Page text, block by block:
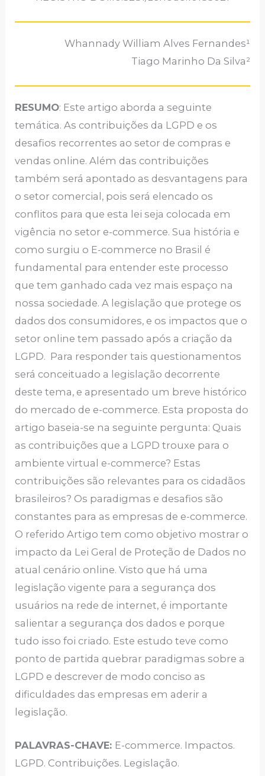
Whannady William Alves Fernandes¹
Tiago Marinho Da Silva²
RESUMO: Este artigo aborda a seguinte
temática. As contribuições da LGPD e os
desafios recorrentes ao setor de compras e
vendas online. Além das contribuições
também será apontado as desvantagens para
o setor comercial, pois será elencado os
conflitos para que esta lei seja colocada em
vigência no setor e-commerce. Sua história e
como surgiu o E-commerce no Brasil é
fundamental para entender este processo
que tem ganhado cada vez mais espaço na
nossa sociedade. A legislação que protege os
dados dos consumidores, e os impactos que o
setor online tem passado após a criação da
LGPD. Para responder tais questionamentos
será conceituado a legislação decorrente
deste tema, e apresentado um breve histórico
do mercado de e-commerce. Esta proposta do
artigo baseia-se na seguinte pergunta: Quais
as contribuições que a LGPD trouxe para o
ambiente virtual e-commerce? Estas
contribuições são relevantes para os cidadãos
brasileiros? Os paradigmas e desafios são
constantes para as empresas de e-commerce.
O referido Artigo tem como objetivo mostrar o
impacto da Lei Geral de Proteção de Dados no
atual cenário online. Visto que há uma
legislação vigente para a segurança dos
usuários na rede de internet, é importante
salientar a segurança dos dados e porque
tudo isso foi criado. Este estudo teve como
ponto de partida quebrar paradigmas sobre a
LGPD e descrever de modo conciso as
dificuldades das empresas em aderir a
legislação.
PALAVRAS-CHAVE: E-commerce. Impactos.
LGPD. Contribuições. Legislação.